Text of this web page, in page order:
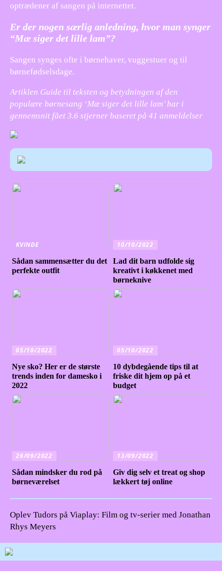
optrædener af sangen på internettet.
Er der nogen særlig anledning, hvor man synger
“Mæ siger det lille lam”?
Sangen synges ofte i børnehaver, vuggestuer og til
børnefødselsdage.
Artiklen Guide til teksten og betydningen af den
populære børnesang ‘Mæ siger det lille lam’ har i
gennemsnit fået 3.6 stjerner baseret på 41 anmeldelser
KVINDE
Sådan sammensætter du det
perfekte outfit
10/10/2022
Lad dit barn udfolde sig
kreativt i køkkenet med
børneknive
05/10/2022
Nye sko? Her er de største
trends inden for damesko i
2022
05/10/2022
10 dybdegående tips til at
friske dit hjem op på et
budget
26/09/2022
Sådan mindsker du rod på
børneværelset
13/09/2022
Giv dig selv et treat og shop
lækkert tøj online
Oplev Tudors på Viaplay: Film og tv-serier med Jonathan
Rhys Meyers